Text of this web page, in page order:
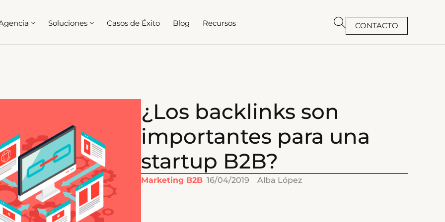
Soluciones Casos de Éxito Blog Recursos CONTACTO
¿Los backlinks son
importantes para una
startup B2B?
Marketing B2B 16/04/2019 Alba López